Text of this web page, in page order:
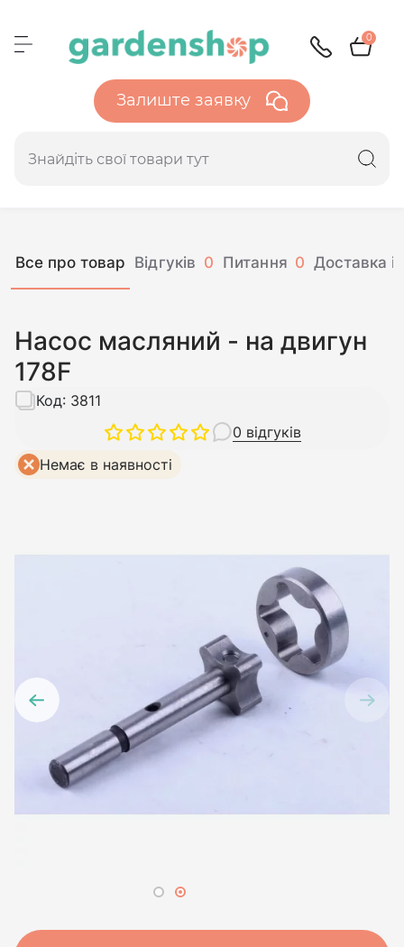
0
Залиште заявку
Все про товар Відгуків 0 Питання 0 Доставка і
Насос масляний - на двигун
178F
0 відгуків
Код: 3811
Немає в наявності